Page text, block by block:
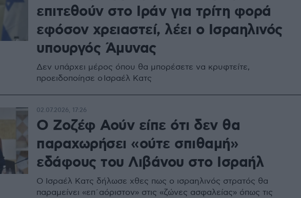
επιτεθούν στο Ιράν για τρίτη φορά
εφόσον χρειαστεί, λέει ο Ισραηλινός
υπουργός Άμυνας
Δεν υπάρχει μέρος όπου θα μπορέσετε να κρυφτείτε,
προειδοποίησε ο Ισραέλ Κατς
Ο Ζοζέφ Αούν είπε ότι δεν θα
παραχωρήσει «ούτε σπιθαμή»
εδάφους του Λιβάνου στο Ισραήλ
Ο Ισραέλ Κατς δήλωσε χθες πως ο ισραηλινός στρατός θα
παραμείνει «επ΄αόριστον» στις «ζώνες ασφαλείας» όπως τις
02.07.2026, 17:26